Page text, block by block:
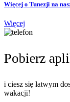
Więcej o Tunezji na
Więcej
Pobierz
i ciesz się łatwym
wakacji!